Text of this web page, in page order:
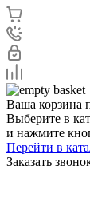
Ваша корзина
Выберите в
и нажмите
Перейти в
Заказать